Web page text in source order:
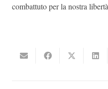
combattuto per la nostra